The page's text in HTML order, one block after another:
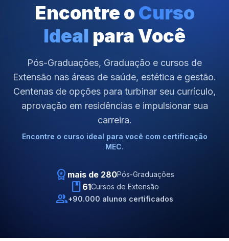
Encontre oCurso
Ideal para Você
Pós-Graduações, Graduação e cursos de
Extensão nas áreas de saúde, estética e gestão.
Centenas de opções para turbinar seu currículo,
aprovação em residências e impulsionar sua
carreira.
Encontre o curso ideal para você com certificação
MEC.
workspace_premium mais de 280Pós-Graduações
book 61Cursos de Extensão
people+90.000 alunos certificados